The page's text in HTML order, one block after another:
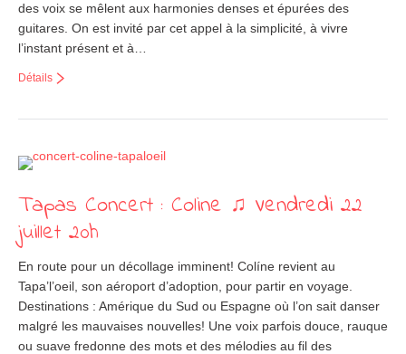
des voix se mêlent aux harmonies denses et épurées des
guitares. On est invité par cet appel à la simplicité, à vivre
l’instant présent et à…
Détails
Tapas Concert : Coline ♫ Vendredi 22
juillet 20h
En route pour un décollage imminent! Colíne revient au
Tapa’l’oeil, son aéroport d’adoption, pour partir en voyage.
Destinations : Amérique du Sud ou Espagne où l’on sait danser
malgré les mauvaises nouvelles! Une voix parfois douce, rauque
ou suave fredonne des mots et des mélodies au fil des